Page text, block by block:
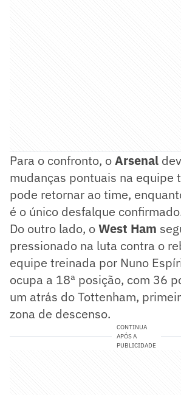
Para o confronto, oArsenal
mudanças pontuais na equipe
pode retornar ao time,
é o único desfalque
Do outro lado, oWest Ham
pressionado na luta contra o
equipe treinada por Nuno
ocupa a 18ª posição, com 36
um atrás do Tottenham,
zona de descenso.
CONTINUA
APÓS A
PUBLICIDADE